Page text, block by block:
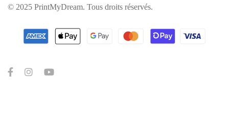
© 2025 PrintMyDream. Tous droits réservés.